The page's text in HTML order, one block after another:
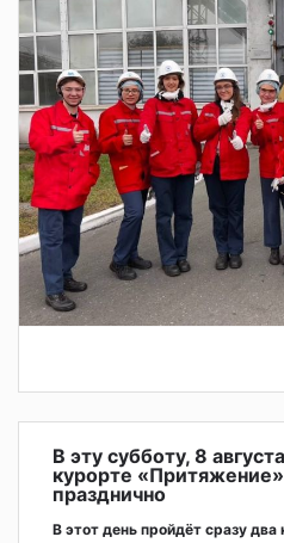
В эту субботу, 8
курорте
празднично
В этот день пройдёт сразу